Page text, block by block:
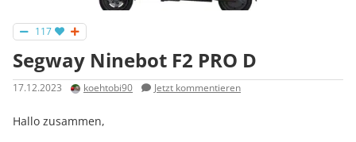
117
Segway Ninebot F2 PRO D
17.12.2023 koehtobi90 Jetzt kommentieren
Hallo zusammen,